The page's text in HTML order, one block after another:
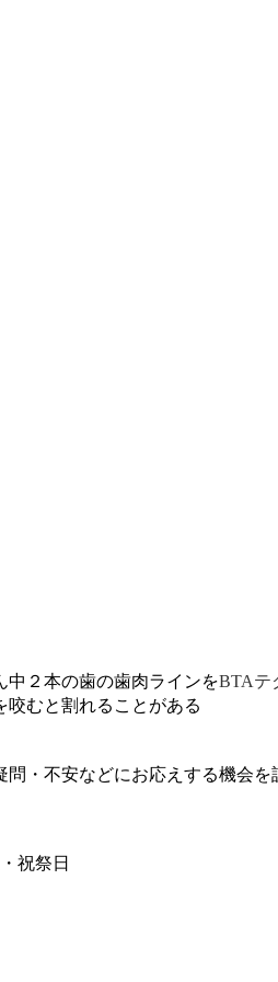
中２本の歯の歯肉ラインをBTAテ
咬むと割れることがある
・不安などにお応えする機会
祝祭日